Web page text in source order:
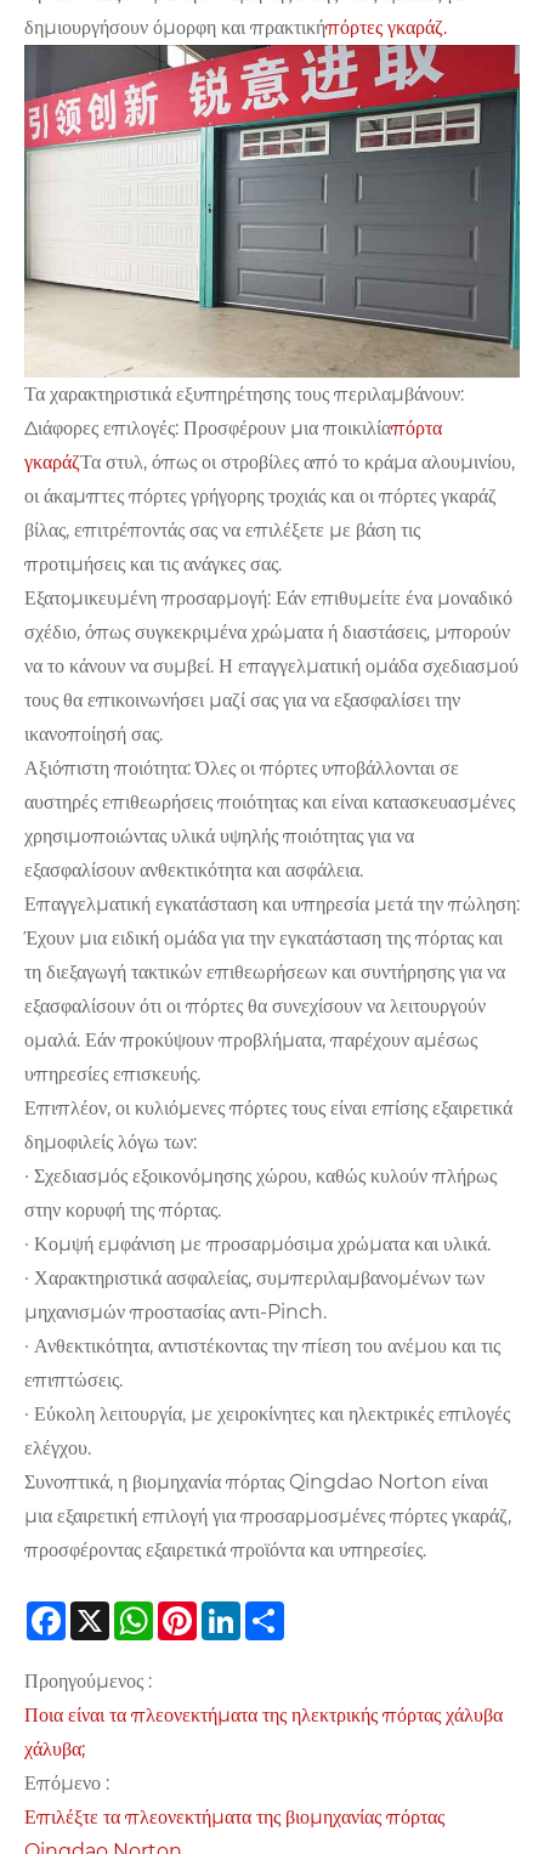
δημιουργήσουν όμορφη και πρακτικήπόρτες γκαράζ.
Τα χαρακτηριστικά εξυπηρέτησης τους περιλαμβάνουν:
Διάφορες επιλογές: Προσφέρουν μια ποικιλίαπόρτα
γκαράζΤα στυλ, όπως οι στροβίλες από το κράμα αλουμινίου,
οι άκαμπτες πόρτες γρήγορης τροχιάς και οι πόρτες γκαράζ
βίλας, επιτρέποντάς σας να επιλέξετε με βάση τις
προτιμήσεις και τις ανάγκες σας.
Εξατομικευμένη προσαρμογή: Εάν επιθυμείτε ένα μοναδικό
σχέδιο, όπως συγκεκριμένα χρώματα ή διαστάσεις, μπορούν
να το κάνουν να συμβεί. Η επαγγελματική ομάδα σχεδιασμού
τους θα επικοινωνήσει μαζί σας για να εξασφαλίσει την
ικανοποίησή σας.
Αξιόπιστη ποιότητα: Όλες οι πόρτες υποβάλλονται σε
αυστηρές επιθεωρήσεις ποιότητας και είναι κατασκευασμένες
χρησιμοποιώντας υλικά υψηλής ποιότητας για να
εξασφαλίσουν ανθεκτικότητα και ασφάλεια.
Επαγγελματική εγκατάσταση και υπηρεσία μετά την πώληση:
Έχουν μια ειδική ομάδα για την εγκατάσταση της πόρτας και
τη διεξαγωγή τακτικών επιθεωρήσεων και συντήρησης για να
εξασφαλίσουν ότι οι πόρτες θα συνεχίσουν να λειτουργούν
ομαλά. Εάν προκύψουν προβλήματα, παρέχουν αμέσως
υπηρεσίες επισκευής.
Επιπλέον, οι κυλιόμενες πόρτες τους είναι επίσης εξαιρετικά
δημοφιλείς λόγω των:
· Σχεδιασμός εξοικονόμησης χώρου, καθώς κυλούν πλήρως
στην κορυφή της πόρτας.
· Κομψή εμφάνιση με προσαρμόσιμα χρώματα και υλικά.
· Χαρακτηριστικά ασφαλείας, συμπεριλαμβανομένων των
μηχανισμών προστασίας αντι-Pinch.
· Ανθεκτικότητα, αντιστέκοντας την πίεση του ανέμου και τις
επιπτώσεις.
· Εύκολη λειτουργία, με χειροκίνητες και ηλεκτρικές επιλογές
ελέγχου.
Συνοπτικά, η βιομηχανία πόρτας Qingdao Norton είναι
μια εξαιρετική επιλογή για προσαρμοσμένες πόρτες γκαράζ,
προσφέροντας εξαιρετικά προϊόντα και υπηρεσίες.
Facebook
X WhatsApp
PinterestLinkedIn
Προηγούμενος :
Ποια είναι τα πλεονεκτήματα της ηλεκτρικής πόρτας χάλυβα
χάλυβα;
Επόμενο :
Επιλέξτε τα πλεονεκτήματα της βιομηχανίας πόρτας